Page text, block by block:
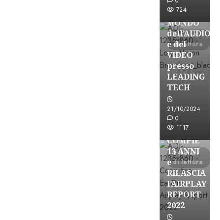
724
2 minuti
di lettura
il
MONDO
dell’AUDIO
e del
VIDEO
presso
LEADING
TECH
21/10/2024
0
1117
2 minuti
di lettura
Partnership
EARONE
COMPIE
13 ANNI
e
RILASCIA
l’AIRPLAY
REPORT
2022